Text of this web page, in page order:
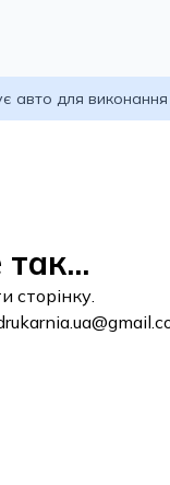
авто для
сторінку.